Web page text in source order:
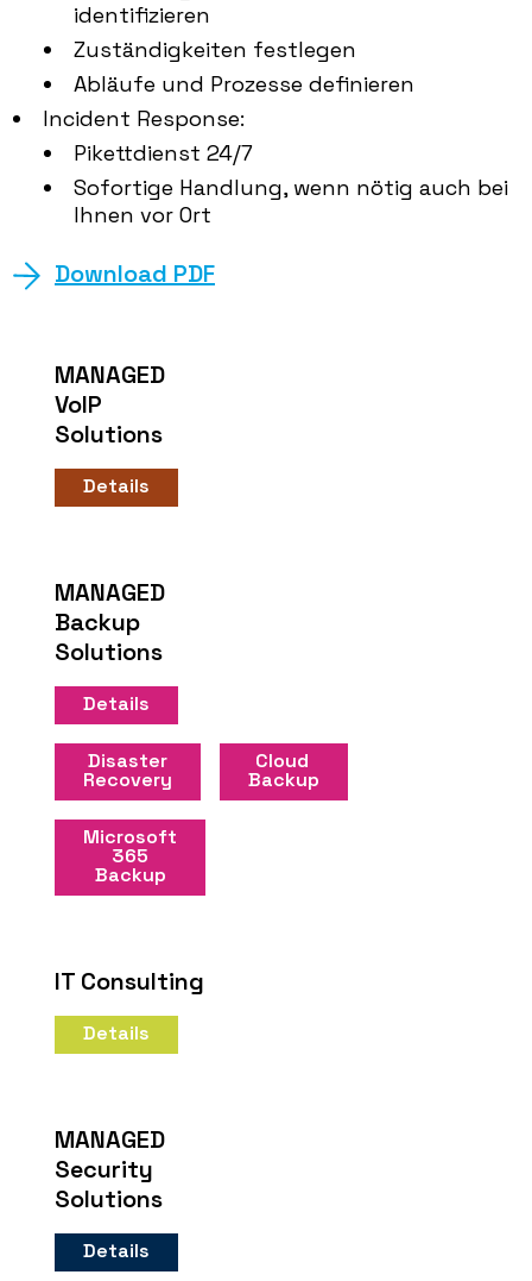
identifizieren
Zuständigkeiten festlegen
Abläufe und Prozesse definieren
Incident Response:
Pikettdienst 24/7
Sofortige Handlung, wenn nötig auch bei
Ihnen vor Ort
Download PDF
MANAGED
VoIP
Solutions
Details
MANAGED
Backup
Solutions
Details
Disaster
Recovery
Cloud
Backup
Microsoft
365
Backup
IT Consulting
Details
MANAGED
Security
Solutions
Details